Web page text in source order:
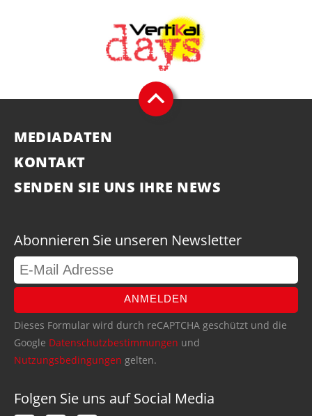
MEDIADATEN
KONTAKT
SENDEN SIE UNS IHRE NEWS
Abonnieren Sie unseren Newsletter
ANMELDEN
Dieses Formular wird durch reCAPTCHA geschützt und die
Google Datenschutzbestimmungen und
Nutzungsbedingungen gelten.
Folgen Sie uns auf Social Media